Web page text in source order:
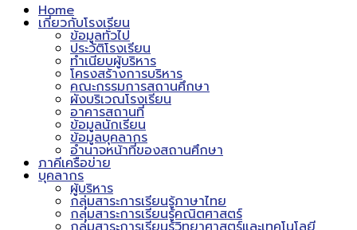
Home
เกี่ยวกับโรงเรียน
ข้อมูลทั่วไป
ประวัติโรงเรียน
ทำเนียบผู้บริหาร
โครงสร้างการบริหาร
คณะกรรมการสถานศึกษา
ผังบริเวณโรงเรียน
อาคารสถานที่
ข้อมูลนักเรียน
ข้อมูลบุคลากร
อำนาจหน้าที่ของสถานศึกษา
ภาคีเครือข่าย
บุคลากร
ผู้บริหาร
กลุ่มสาระการเรียนรู้ภาษาไทย
กลุ่มสาระการเรียนรู้คณิตศาสตร์